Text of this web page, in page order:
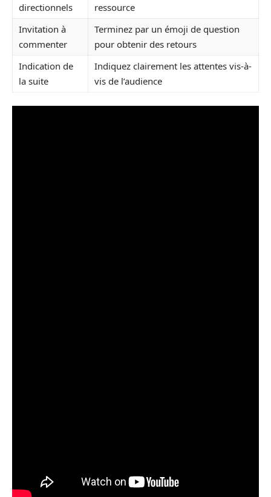
directionnels
ressource
Invitation à
commenter
Terminez par un émoji de question
pour obtenir des retours
Indication de
la suite
Indiquez clairement les attentes vis-à-
vis de l’audience